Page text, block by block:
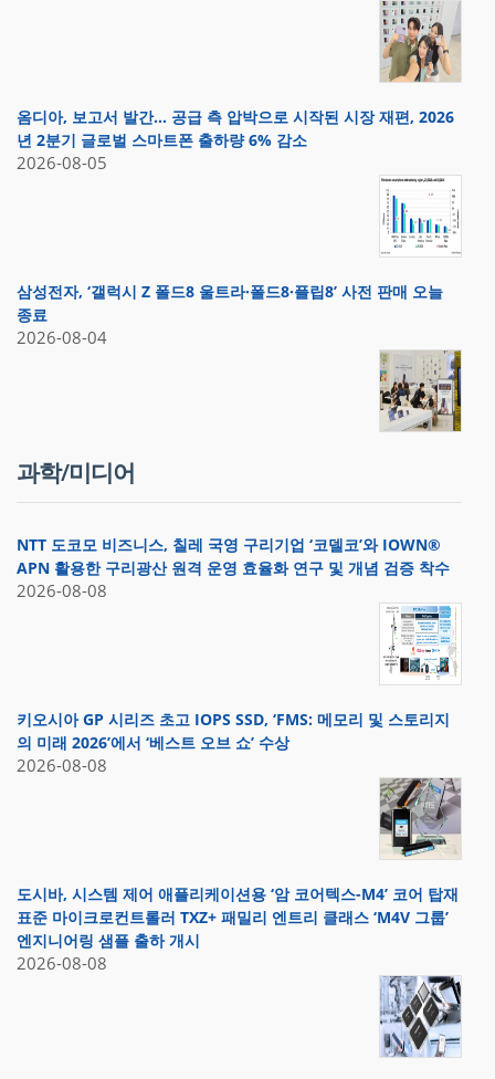
옴디아, 보고서 발간… 공급 측 압박으로 시작된 시장 재편, 2026
년 2분기 글로벌 스마트폰 출하량 6% 감소
2026-08-05
삼성전자, ‘갤럭시 Z 폴드8 울트라·폴드8·플립8’ 사전 판매 오늘
종료
2026-08-04
과학/미디어
NTT 도코모 비즈니스, 칠레 국영 구리기업 ‘코델코’와 IOWN®
APN 활용한 구리광산 원격 운영 효율화 연구 및 개념 검증 착수
2026-08-08
키오시아 GP 시리즈 초고 IOPS SSD, ‘FMS: 메모리 및 스토리지
의 미래 2026’에서 ‘베스트 오브 쇼’ 수상
2026-08-08
도시바, 시스템 제어 애플리케이션용 ‘암 코어텍스-M4’ 코어 탑재
표준 마이크로컨트롤러 TXZ+ 패밀리 엔트리 클래스 ‘M4V 그룹’
엔지니어링 샘플 출하 개시
2026-08-08